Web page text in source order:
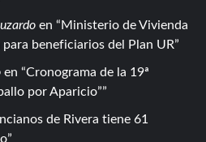
en
Ministerio de Vivienda
beneficiarios del Plan UR
en
Cronograma de la 19ª
por Aparicio”
de Rivera tiene 61